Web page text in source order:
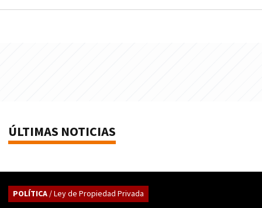
ÚLTIMAS NOTICIAS
POLÍTICA/ Ley de Propiedad Privada